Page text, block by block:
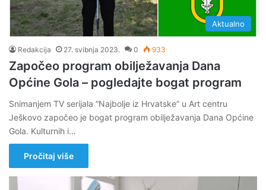
Aktualno
Redakcija 27. svibnja 2023. 0 933
Započeo program obilježavanja Dana
Općine Gola – pogledajte bogat program
Snimanjem TV serijala “Najbolje iz Hrvatske” u Art centru
Ješkovo započeo je bogat program obilježavanja Dana Općine
Gola. Kulturnih i…
Pročitaj više